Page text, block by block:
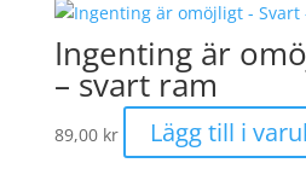
Ingenting är
– svart ram
89,00 kr Lägg till i